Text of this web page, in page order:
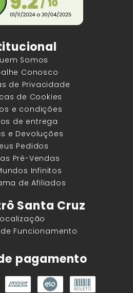
Somos
Conosco
de Privacidade
de Cookies
e condições
de entrega
e Devoluções
Pedidos
Pré-Vendas
Infinitos
de Afiliados
Santa Cruz
Funcionamento
pagamento